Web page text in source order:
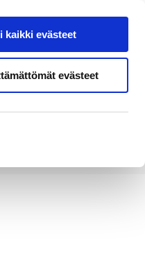
kaikki evästeet
evästeet
Hae sivustolta